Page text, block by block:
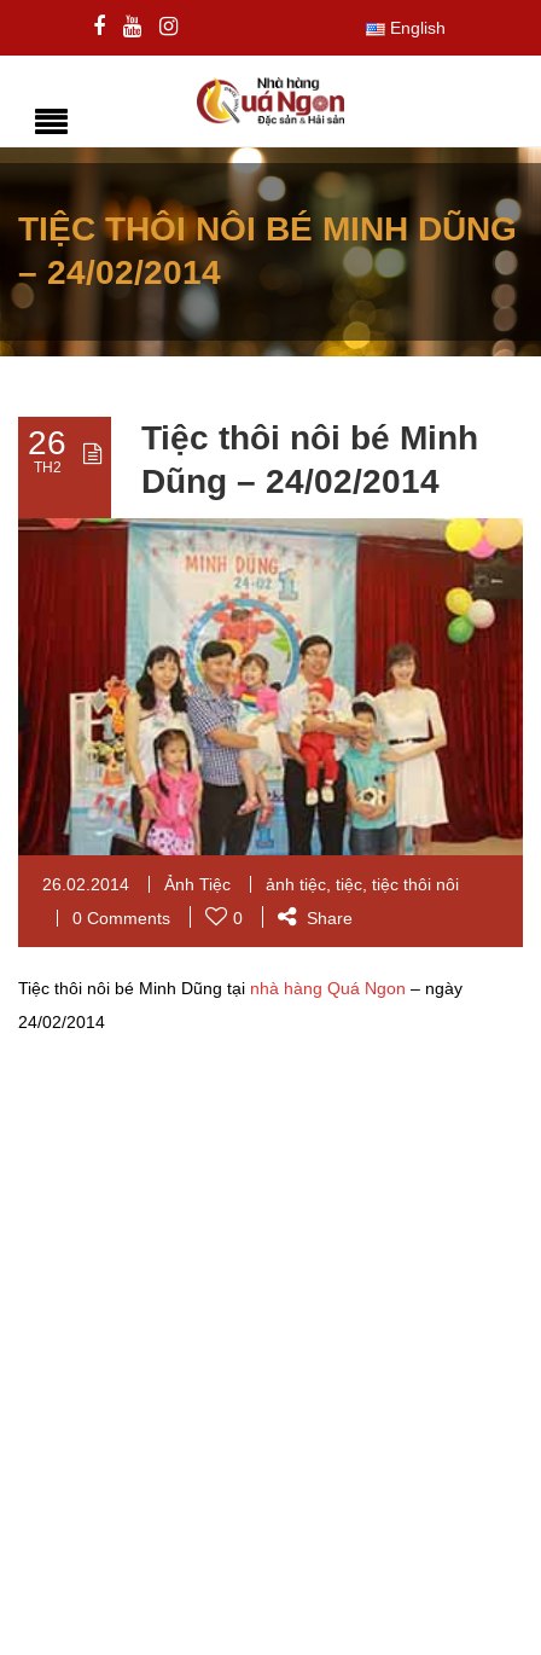
English
TIỆC THÔI NÔI BÉ MINH DŨNG
– 24/02/2014
26
TH2
Tiệc thôi nôi bé Minh
Dũng – 24/02/2014
26.02.2014 Ảnh Tiệc ảnh tiệc tiệc tiệc thôi nôi
0 Comments
0 Share
Tiệc thôi nôi bé Minh Dũng tại nhà hàng Quá Ngon – ngày
24/02/2014